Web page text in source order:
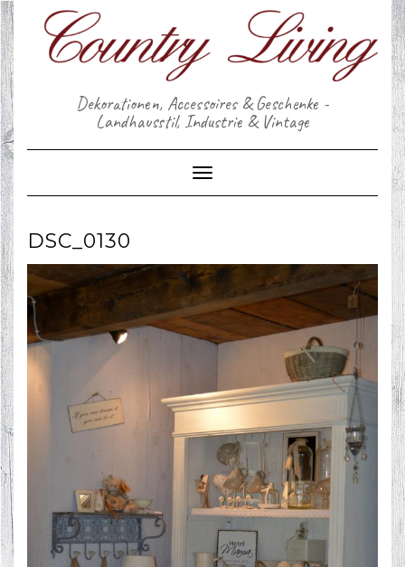
Skip
to
content
Dekorationen, Accessoires & Geschenke -
Landhausstil, Industrie & Vintage
Toggle Navigation
DSC_0130